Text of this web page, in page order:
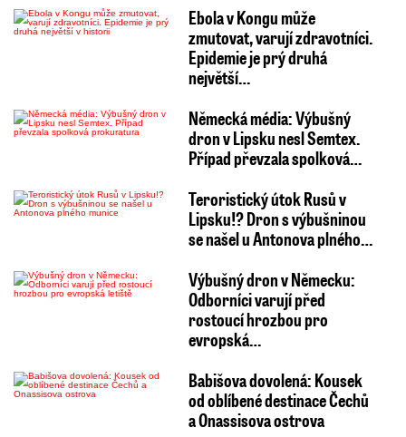
Ebola v Kongu může
zmutovat, varují zdravotníci.
Epidemie je prý druhá
největší…
Německá média: Výbušný
dron v Lipsku nesl Semtex.
Případ převzala spolková…
Teroristický útok Rusů v
Lipsku!? Dron s výbušninou
se našel u Antonova plného…
Výbušný dron v Německu:
Odborníci varují před
rostoucí hrozbou pro
evropská…
Babišova dovolená: Kousek
od oblíbené destinace Čechů
a Onassisova ostrova